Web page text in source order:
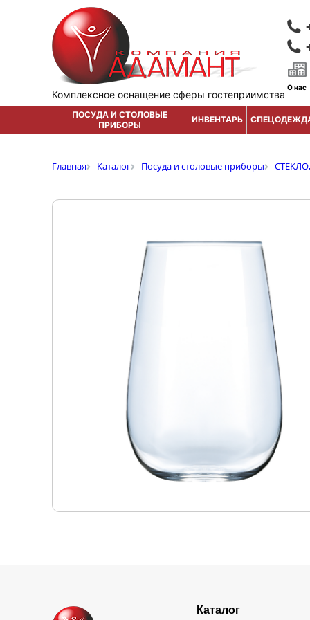
Комплексное оснащение сферы гостеприимства
О нас
ПОСУДА И СТОЛОВЫЕ
ПРИБОРЫ
ИНВЕНТАРЬ
Главная Каталог Посуда и столовые приборы
Каталог